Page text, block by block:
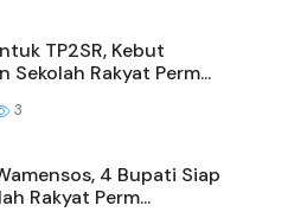
TP2SR, Kebut
Sekolah Rakyat Perm...
3
4 Bupati Siap
Rakyat Perm...